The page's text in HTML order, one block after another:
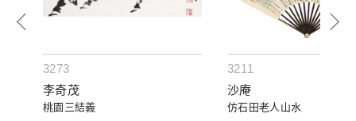
3273
李奇茂
桃園三結義
3211
沙庵
仿石田老人山水